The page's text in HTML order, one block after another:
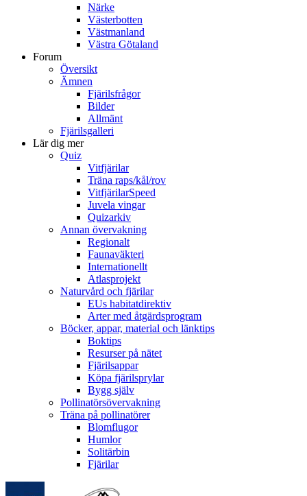
Närke
Västerbotten
Västmanland
Västra Götaland
Forum
Översikt
Ämnen
Fjärilsfrågor
Bilder
Allmänt
Fjärilsgalleri
Lär dig mer
Quiz
Vitfjärilar
Träna raps/kål/rov
VitfjärilarSpeed
Juvela vingar
Quizarkiv
Annan övervakning
Regionalt
Faunaväkteri
Internationellt
Atlasprojekt
Naturvård och fjärilar
EUs habitatdirektiv
Arter med åtgärdsprogram
Böcker, appar, material och länktips
Boktips
Resurser på nätet
Fjärilsappar
Köpa fjärilsprylar
Bygg själv
Pollinatörsövervakning
Träna på pollinatörer
Blomflugor
Humlor
Solitärbin
Fjärilar